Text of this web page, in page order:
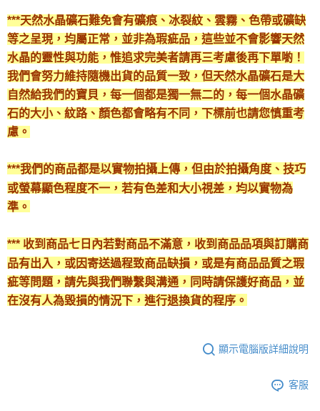
***天然水晶礦石難免會有礦痕、冰裂紋、雲霧、色帶或礦缺
等之呈現，均屬正常，並非為瑕疵品，這些並不會影響天然
水晶的靈性與功能，惟追求完美者請再三考慮後再下單喲！
我們會努力維持隨機出貨的品質一致，但天然水晶礦石是大
自然給我們的寶貝，每一個都是獨一無二的，每一個水晶礦
石的大小、紋路、顏色都會略有不同，下標前也請您慎重考
慮。
***我們的商品都是以實物拍攝上傳，但由於拍攝角度、技巧
或螢幕顯色程度不一，若有色差和大小視差，均以實物為
準。
*** 收到商品七日內若對商品不滿意，收到商品品項與訂購商
品有出入，或因寄送過程致商品缺損，或是有商品品質之瑕
疵等問題，請先與我們聯繫與溝通，同時請保護好商品，並
在沒有人為毀損的情況下，進行退換貨的程序。
顯示電腦版詳細說明
客服